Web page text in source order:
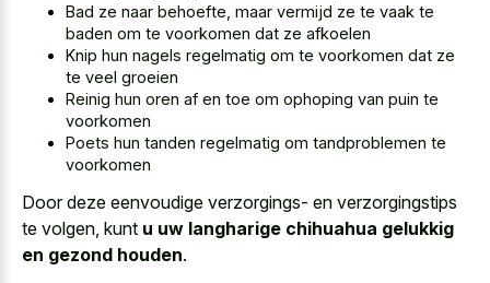
Bad ze naar behoefte, maar vermijd ze te vaak te
baden om te voorkomen dat ze afkoelen
Knip hun nagels regelmatig om te voorkomen dat ze
te veel groeien
Reinig hun oren af en toe om ophoping van puin te
voorkomen
Poets hun tanden regelmatig om tandproblemen te
voorkomen
Door deze eenvoudige verzorgings- en verzorgingstips
te volgen, kunt u uw langharige chihuahua gelukkig
en gezond houden.